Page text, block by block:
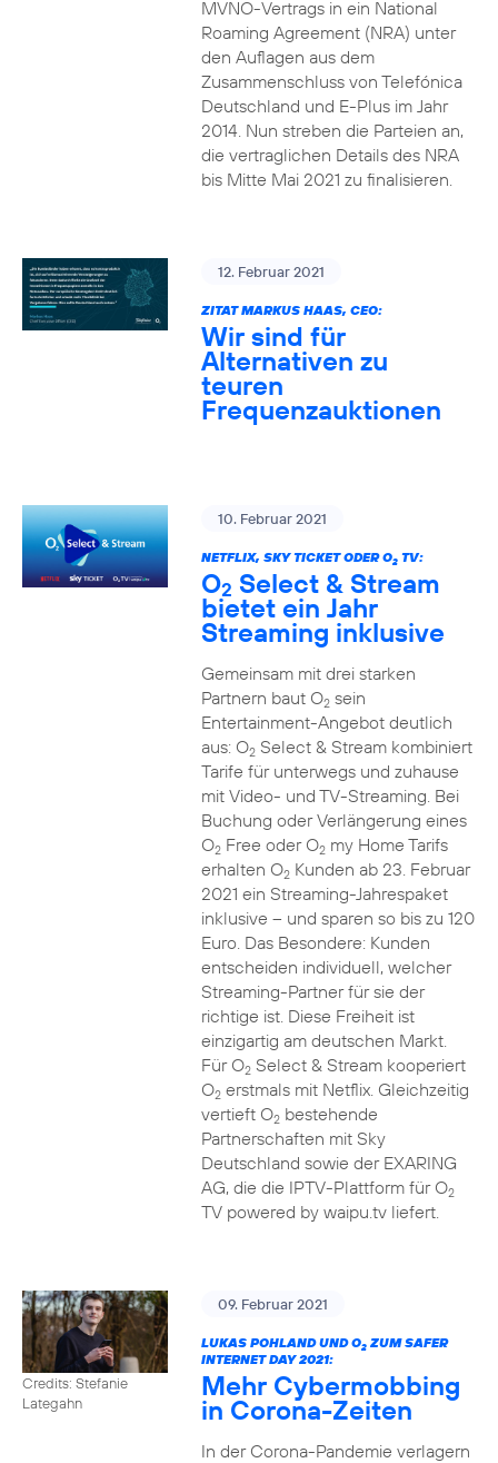
MVNO-Vertrags in ein National
Roaming Agreement (NRA) unter
den Auflagen aus dem
Zusammenschluss von Telefónica
Deutschland und E-Plus im Jahr
2014. Nun streben die Parteien an,
die vertraglichen Details des NRA
bis Mitte Mai 2021 zu finalisieren.
12. Februar 2021
ZITAT MARKUS HAAS, CEO:
Wir sind für
Alternativen zu
teuren
Frequenzauktionen
10. Februar 2021
NETFLIX, SKY TICKET ODER O2TV:
O2 Select & Stream
bietet ein Jahr
Streaming inklusive
Gemeinsam mit drei starken
Partnern baut O2sein
Entertainment-Angebot deutlich
aus: O2Select & Stream kombiniert
Tarife für unterwegs und zuhause
mit Video- und TV-Streaming. Bei
Buchung oder Verlängerung eines
O2Free oder O2my Home Tarifs
erhalten O2Kunden ab 23. Februar
2021 ein Streaming-Jahrespaket
inklusive – und sparen so bis zu 120
Euro. Das Besondere: Kunden
entscheiden individuell, welcher
Streaming-Partner für sie der
richtige ist. Diese Freiheit ist
einzigartig am deutschen Markt.
Für O2Select & Stream kooperiert
O2erstmals mit Netflix. Gleichzeitig
vertieft O2bestehende
Partnerschaften mit Sky
Deutschland sowie der EXARING
AG, die die IPTV-Plattform für O2
TV powered by waipu.tv liefert.
Credits: Stefanie
Lategahn
09. Februar 2021
LUKAS POHLAND UND O2ZUM SAFER
INTERNET DAY 2021:
Mehr Cybermobbing
in Corona-Zeiten
In der Corona-Pandemie verlagern